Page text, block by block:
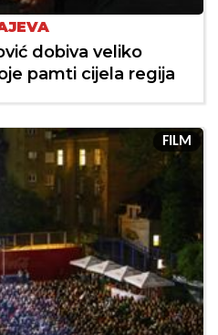
dobiva veliko
pamti cijela regija
FILM